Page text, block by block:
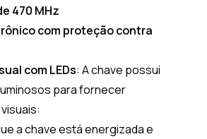
470 MHz
com proteção contra
com LEDs: A chave possui
para fornecer
a chave está energizada e